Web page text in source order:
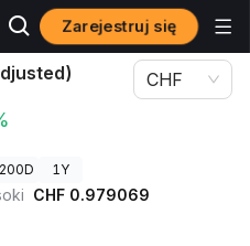
Zarejestruj się
(Risk Adjusted) IDLEUSDCSAFE
CHF
200D 1Y
CHF 0.979069